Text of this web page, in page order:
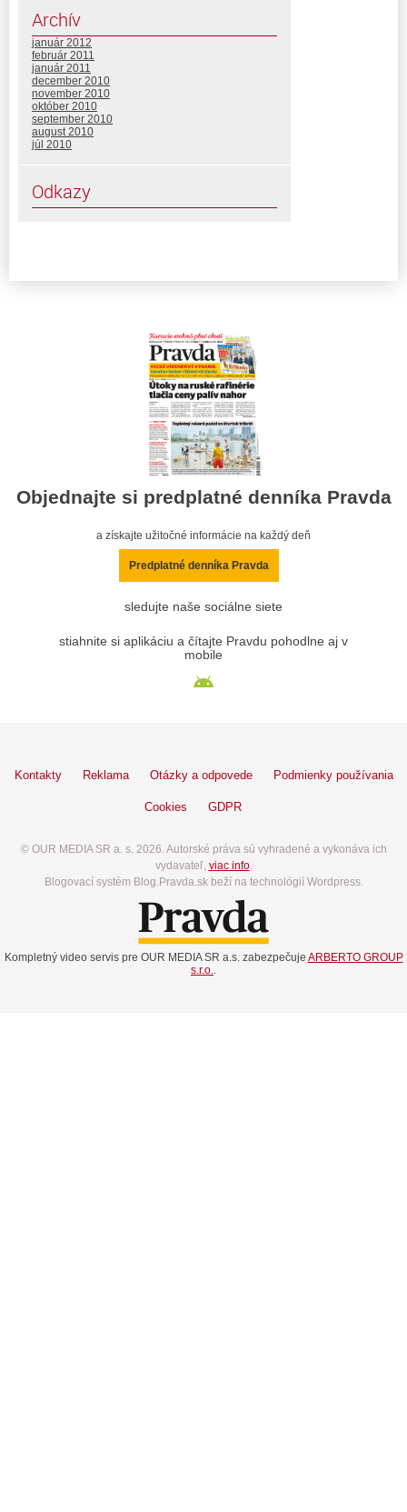
Archív
január 2012
február 2011
január 2011
december 2010
november 2010
október 2010
september 2010
august 2010
júl 2010
Odkazy
Objednajte si predplatné denníka Pravda
a získajte užitočné informácie na každý deň
Predplatné denníka Pravda
sledujte naše sociálne siete
stiahnite si aplikáciu a čítajte Pravdu pohodlne aj v
mobile
Kontakty Reklama Otázky a odpovede Podmienky používania
Cookies GDPR
© OUR MEDIA SR a. s. 2026. Autorské práva sú vyhradené a vykonáva ich
vydavateľ, viac info.
Blogovací systém Blog.Pravda.sk beží na technológií Wordpress.
Kompletný video servis pre OUR MEDIA SR a.s. zabezpečuje ARBERTO GROUP
s.r.o..